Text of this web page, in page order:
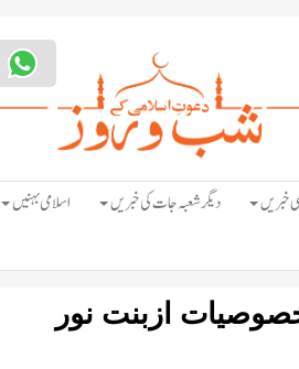
خبریں دیگر شعبہ جات کی خبریں اسلامی بہنیں
حسین رضی اللہ تعالی عنہ کی 5 خصوصیات ازبنت نور